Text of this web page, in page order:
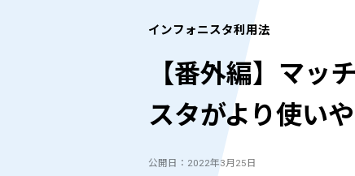
インフォニスタ利用法
【番外編】マッ
スタがより使い
公開日：2022年3月25日